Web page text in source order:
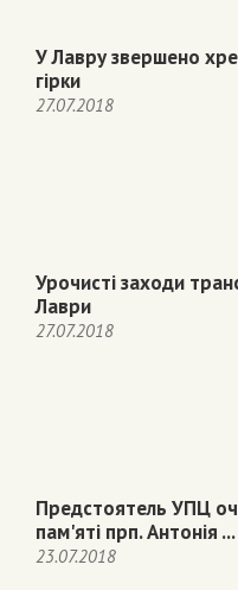
У Лавру звершено
гірки
27.07.2018
Урочисті заходи
Лаври
27.07.2018
Предстоятель УПЦ
пам'яті прп. Антонія ...
23.07.2018